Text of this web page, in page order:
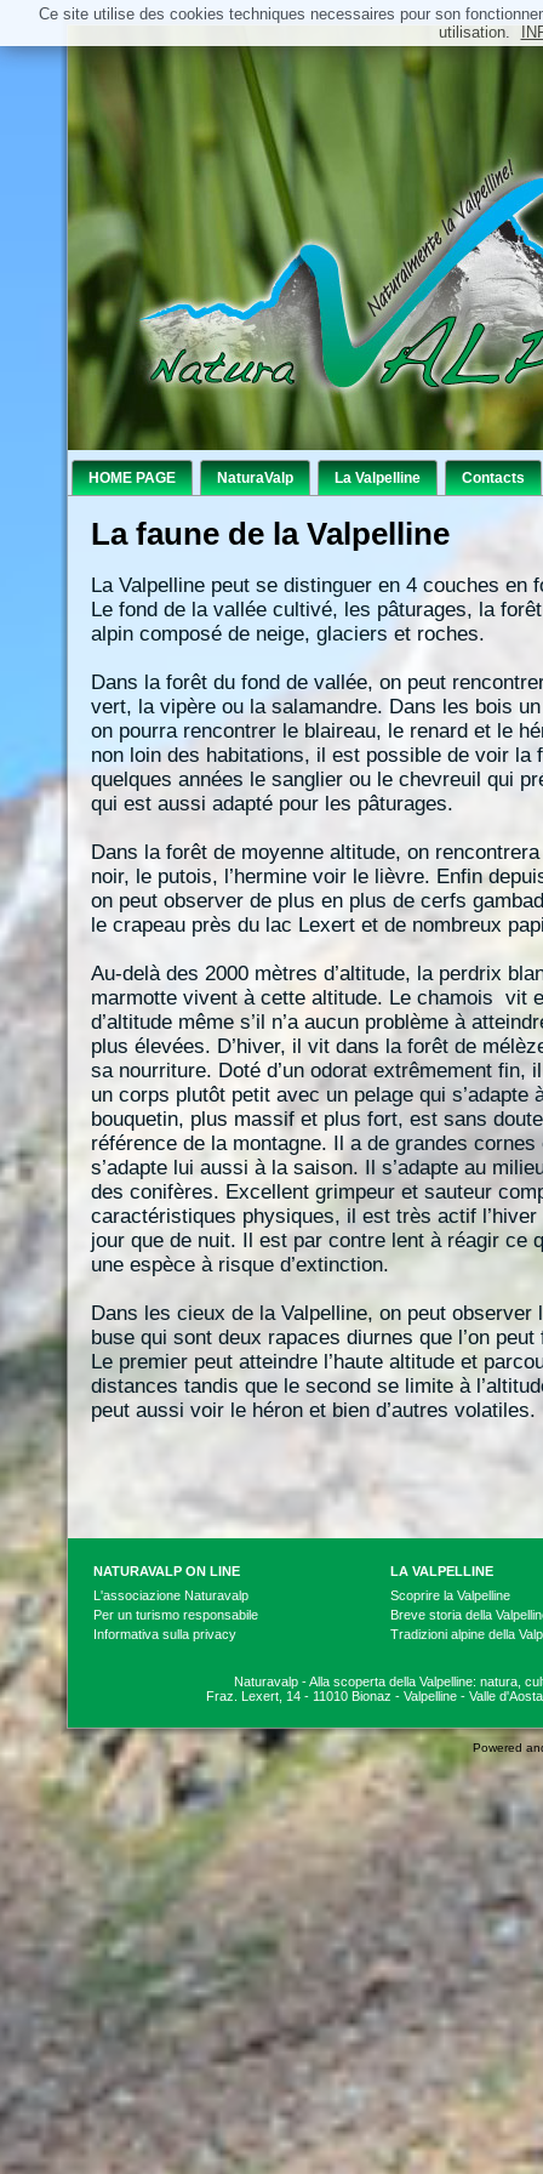
HOME PAGE NaturaValp La Valpelline Contacts
La faune de la Valpelline
La Valpelline peut se distinguer en 4 couches en
Le fond de la vallée cultivé, les pâturages, la
alpin composé de neige, glaciers et roches.
Dans la forêt du fond de vallée, on peut
vert, la vipère ou la salamandre. Dans les bois
on pourra rencontrer le blaireau, le renard et le
non loin des habitations, il est possible de voir la
quelques années le sanglier ou le chevreuil qui
qui est aussi adapté pour les pâturages.
Dans la forêt de moyenne altitude, on
noir, le putois, l’hermine voir le lièvre. Enfin
on peut observer de plus en plus de cerfs
le crapeau près du lac Lexert et de nombreux
Au-delà des 2000 mètres d’altitude, la perdrix
marmotte vivent à cette altitude. Le chamois vit
d’altitude même s’il n’a aucun problème à
plus élevées. D’hiver, il vit dans la forêt de
sa nourriture. Doté d’un odorat extrêmement fin,
un corps plutôt petit avec un pelage qui s’adapte
bouquetin, plus massif et plus fort, est sans doute
référence de la montagne. Il a de grandes
s’adapte lui aussi à la saison. Il s’adapte au
des conifères. Excellent grimpeur et sauteur
caractéristiques physiques, il est très actif l’hiver
jour que de nuit. Il est par contre lent à réagir ce
une espèce à risque d’extinction.
Dans les cieux de la Valpelline, on peut observer
buse qui sont deux rapaces diurnes que l’on
Le premier peut atteindre l’haute altitude et
distances tandis que le second se limite à
peut aussi voir le héron et bien d’autres volatiles.
NATURAVALP ON LINE
LA VALPELLINE
L'associazione Naturavalp
Per un turismo responsabile
Informativa sulla privacy
Scoprire la Valpelline
Breve storia della
Tradizioni alpine della
Naturavalp - Alla scoperta della Valpelline: natura,
Fraz. Lexert, 14 - 11010 Bionaz - Valpelline - Valle
Powered
Ce site utilise des cookies techniques necessaires pour son
utilisation.